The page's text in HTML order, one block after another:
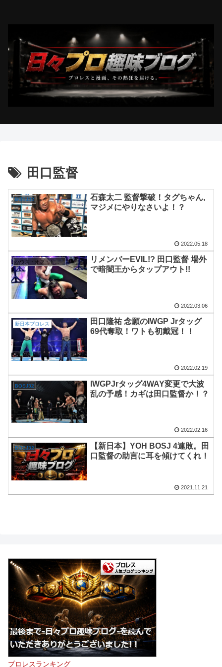
田口監督
BOSJ32
石森太二 監督撃破！タグちゃん,
マジメにやりなさいよ！？
2022.05.18
ハウス・オブ・トーチャー
リメンバーEVIL!? 田口監督 場外
で暗闇王からタップアウト!!
2022.03.06
新日本プロレス
田口隆祐 念願のIWGP Jrタッグ
69代奪取！ワトも初戴冠！！
2022.02.19
BOSJ32
IWGPJrタッグ4WAY変更で大波
乱の予感！カギは田口監督か！？
2022.02.16
BOSJ32
【新日本】YOH BOSJ 4連敗。田
口監督の助言に耳を傾けてくれ！
2021.11.21
プロレスランキング